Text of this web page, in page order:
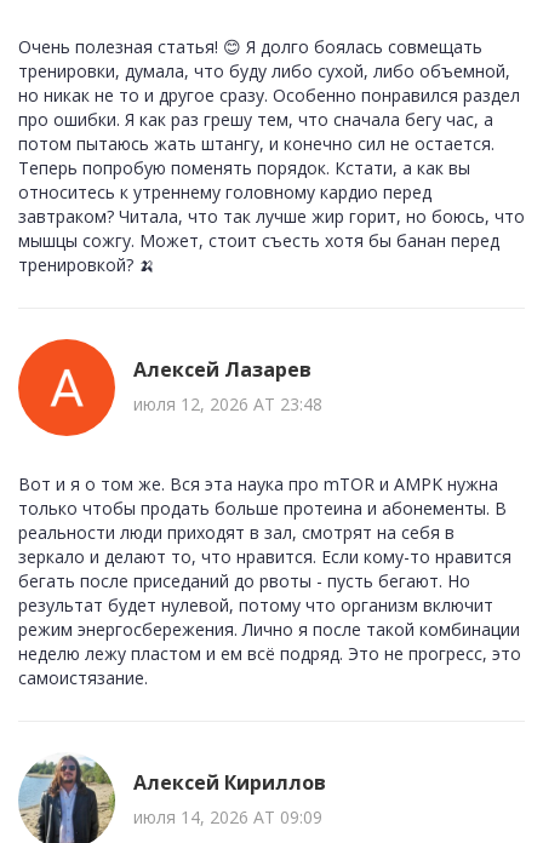
Очень полезная статья! 😊 Я долго боялась совмещать
тренировки, думала, что буду либо сухой, либо объемной,
но никак не то и другое сразу. Особенно понравился раздел
про ошибки. Я как раз грешу тем, что сначала бегу час, а
потом пытаюсь жать штангу, и конечно сил не остается.
Теперь попробую поменять порядок. Кстати, а как вы
относитесь к утреннему головному кардио перед
завтраком? Читала, что так лучше жир горит, но боюсь, что
мышцы сожгу. Может, стоит съесть хотя бы банан перед
тренировкой? 🍌
Алексей Лазарев
июля 12, 2026 AT 23:48
Вот и я о том же. Вся эта наука про mTOR и AMPK нужна
только чтобы продать больше протеина и абонементы. В
реальности люди приходят в зал, смотрят на себя в
зеркало и делают то, что нравится. Если кому-то нравится
бегать после приседаний до рвоты - пусть бегают. Но
результат будет нулевой, потому что организм включит
режим энергосбережения. Лично я после такой комбинации
неделю лежу пластом и ем всё подряд. Это не прогресс, это
самоистязание.
Алексей Кириллов
июля 14, 2026 AT 09:09